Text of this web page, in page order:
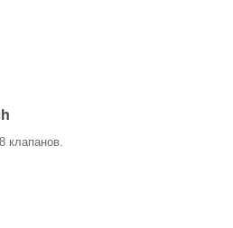
клапанов.